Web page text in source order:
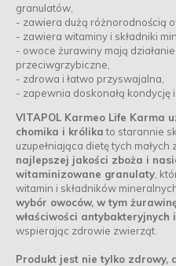
granulatów,
- zawiera dużą różnorodnością
- zawiera witaminy i składniki
- owoce żurawiny mają
przeciwgrzybiczne,
- zdrowa i łatwo przyswajalna,
- zapewnia doskonałą kondycję
VITAPOL Karmeo Life Karma
chomika i królikato starannie
uzupełniająca dietę tych małych
najlepszej jakości zboża i
witaminizowane granulaty ,
witamin i składników
wybór owoców, w tym
właściwości antybakteryjnych
wspierając zdrowie zwierząt.
Produkt jest nie tylko zdrowy,